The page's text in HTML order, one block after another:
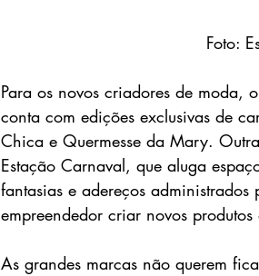
Foto:
Para os novos criadores de moda,
conta com edições exclusivas de
Chica e Quermesse da Mary.
Estação Carnaval, que aluga
fantasias e adereços
empreendedor criar novos
As grandes marcas não querem